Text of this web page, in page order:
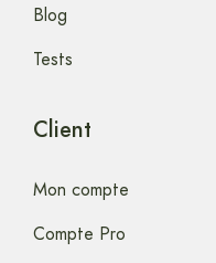
Blog
Tests
Client
Mon compte
Compte Pro